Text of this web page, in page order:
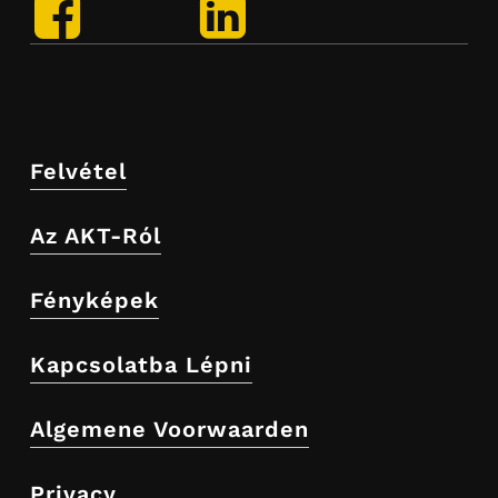
Felvétel
Az AKT-Ról
Fényképek
Kapcsolatba Lépni
Algemene Voorwaarden